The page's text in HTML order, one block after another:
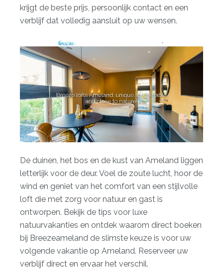
krijgt de beste prijs, persoonlijk contact en een
verblijf dat volledig aansluit op uw wensen.
De duinen, het bos en de kust van Ameland liggen
letterlijk voor de deur. Voel de zoute lucht, hoor de
wind en geniet van het comfort van een stijlvolle
loft die met zorg voor natuur en gast is
ontworpen. Bekijk de tips voor luxe
natuurvakanties en ontdek waarom direct boeken
bij Breezeameland de slimste keuze is voor uw
volgende vakantie op Ameland. Reserveer uw
verblijf direct en ervaar het verschil.